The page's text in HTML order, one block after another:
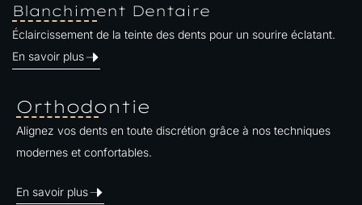
Blanchiment Dentaire
Éclaircissement de la teinte des dents pour un sourire éclatant.​
En savoir plus
Orthodontie
Alignez vos dents en toute discrétion grâce à nos techniques
modernes et confortables.
En savoir plus